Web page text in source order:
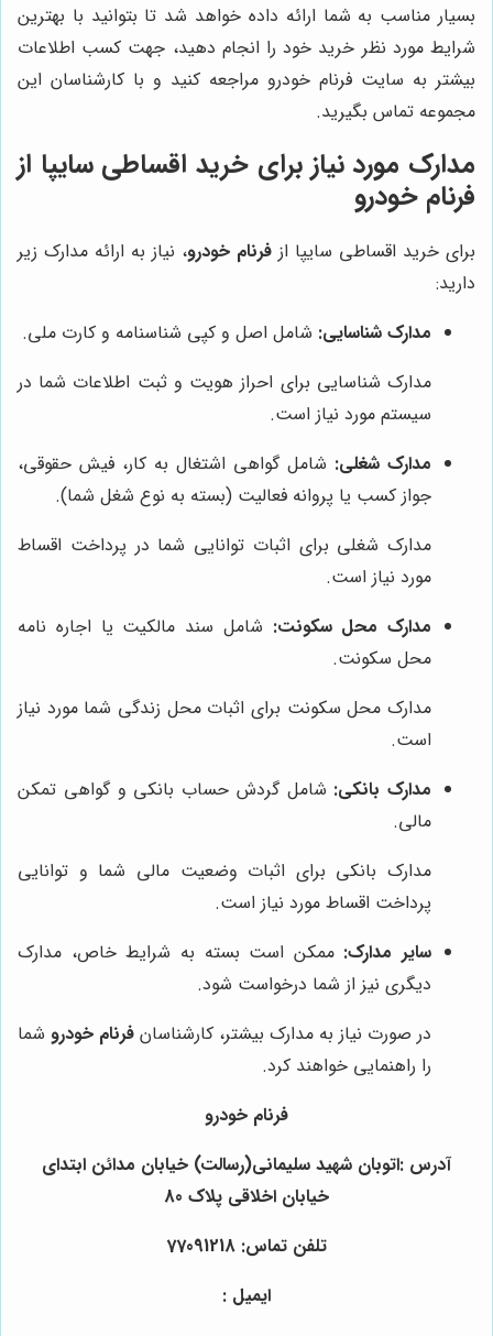
بسیار مناسب به شما ارائه داده خواهد شد تا بتوانید با بهترین
شرایط مورد نظر خرید خود را انجام دهید، جهت کسب اطلاعات
بیشتر به سایت فرنام خودرو مراجعه کنید و با کارشناسان این
مجموعه تماس بگیرید.
مدارک مورد نیاز برای خرید اقساطی سایپا از
فرنام خودرو
برای خرید اقساطی سایپا از فرنام خودرو، نیاز به ارائه مدارک زیر
دارید:
مدارک شناسایی: شامل اصل و کپی شناسنامه و کارت ملی.
مدارک شناسایی برای احراز هویت و ثبت اطلاعات شما در
سیستم مورد نیاز است.
مدارک شغلی: شامل گواهی اشتغال به کار، فیش حقوقی،
جواز کسب یا پروانه فعالیت (بسته به نوع شغل شما).
مدارک شغلی برای اثبات توانایی شما در پرداخت اقساط
مورد نیاز است.
مدارک محل سکونت: شامل سند مالکیت یا اجاره نامه
محل سکونت.
مدارک محل سکونت برای اثبات محل زندگی شما مورد نیاز
است.
مدارک بانکی: شامل گردش حساب بانکی و گواهی تمکن
مالی.
مدارک بانکی برای اثبات وضعیت مالی شما و توانایی
پرداخت اقساط مورد نیاز است.
سایر مدارک: ممکن است بسته به شرایط خاص، مدارک
دیگری نیز از شما درخواست شود.
در صورت نیاز به مدارک بیشتر، کارشناسان فرنام خودرو شما
را راهنمایی خواهند کرد.
فرنام خودرو
آدرس :اتوبان شهید سلیمانی(رسالت) خیابان مدائن ابتدای
خیابان اخلاقی پلاک 80
تلفن تماس: 77091218
ایمیل :